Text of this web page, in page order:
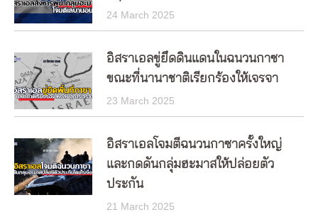
24 March 2025
อิสราเอลขู่ยึดดินแดนในฉนวนกาซา
ขณะที่นานาชาติเรียกร้องให้เจรจา
23 March 2025
อิสราเอลโจมตีฉนวนกาซาครั้งใหญ่
และกดดันกลุ่มฮะมาสให้ปล่อยตัว
ประกัน
21 March 2025